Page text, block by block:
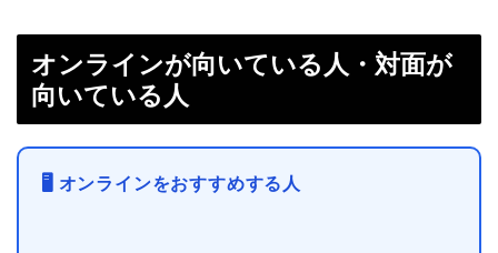
オンラインが向いている人・対面が
向いている人
🖥 オンラインをおすすめする人